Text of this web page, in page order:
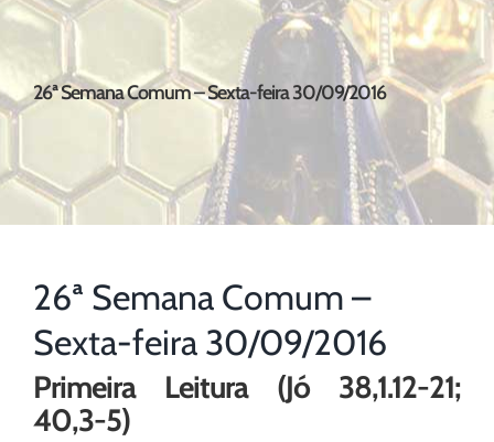
26ª Semana Comum – Sexta-feira 30/09/2016
26ª Semana Comum –
Sexta-feira 30/09/2016
Primeira Leitura (Jó 38,1.12-21;
40,3-5)